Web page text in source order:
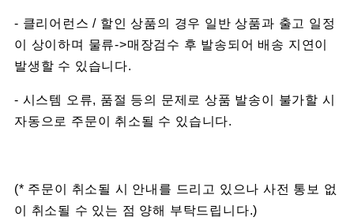
- 클리어런스 / 할인 상품의 경우 일반 상품과 출고 일정
이 상이하며 물류->매장검수 후 발송되어 배송 지연이
발생할 수 있습니다.
- 시스템 오류, 품절 등의 문제로 상품 발송이 불가할 시
자동으로 주문이 취소될 수 있습니다.
(* 주문이 취소될 시 안내를 드리고 있으나 사전 통보 없
이 취소될 수 있는 점 양해 부탁드립니다.)